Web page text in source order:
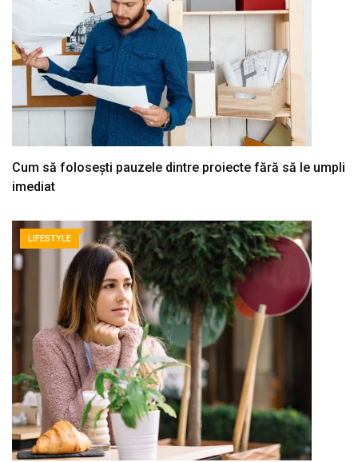
Cum să folosești pauzele dintre proiecte fără să le umpli
imediat
LIFESTYLE